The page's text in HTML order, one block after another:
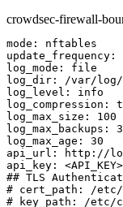
crowdsec-firewall-
mode :
update_frequency :
log_mode :
log_dir :
log_level :
log_compression :
log_max_size :
100
log_max_backups :
3
log_max_age :
30
api_url : http : //
api_key : <API_KEY>
## TLS
# cert_path: /etc/
# key_path: /etc/